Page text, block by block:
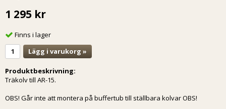
1 295 kr
Finns i lager
Lägg i varukorg »
Produktbeskrivning:
Träkolv till AR-15.
OBS! Går inte att montera på buffertub till ställbara kolvar OBS!